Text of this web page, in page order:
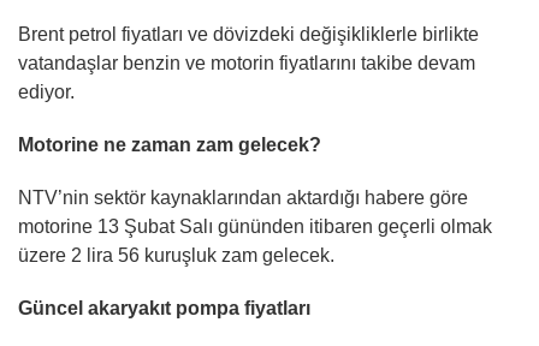
Brent petrol fiyatları ve dövizdeki değişikliklerle birlikte
vatandaşlar benzin ve motorin fiyatlarını takibe devam
ediyor.
Motorine ne zaman zam gelecek?
NTV’nin sektör kaynaklarından aktardığı habere göre
motorine 13 Şubat Salı gününden itibaren geçerli olmak
üzere 2 lira 56 kuruşluk zam gelecek.
Güncel akaryakıt pompa fiyatları